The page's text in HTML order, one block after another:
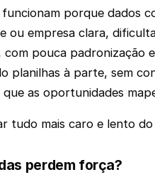
porque dados
ou empresa clara,
com pouca padronização
planilhas à parte, sem
as oportunidades
tudo mais caro e lento
perdem força?